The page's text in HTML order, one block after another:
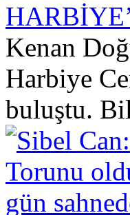
Kenan
Harbiye
buluştu.